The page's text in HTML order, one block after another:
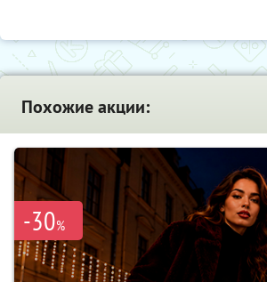
Похожие акции:
-30%